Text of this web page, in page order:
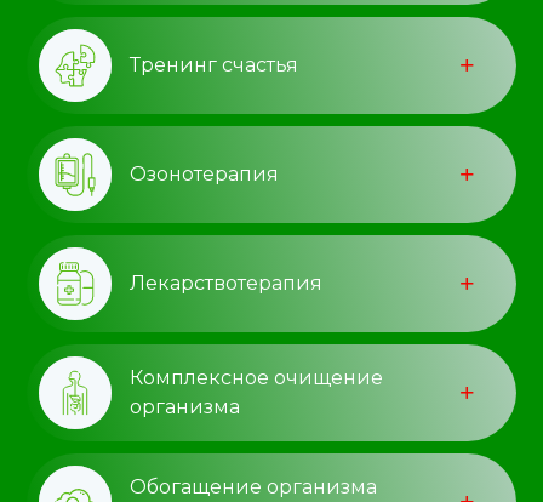
Тренинг счастья
Озонотерапия
Лекарствотерапия
Комплексное очищение
организма
Обогащение организма